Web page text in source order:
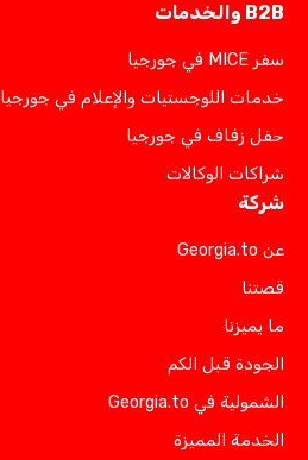
B2B والخدمات
سفر MICE في جورجيا
خدمات اللوجستيات والإعلام في جورجيا
حفل زفاف في جورجيا
شراكات الوكالات
شركة
عن Georgia.to
قصتنا
ما يميزنا
الجودة قبل الكم
الشمولية في Georgia.to
الخدمة المميزة